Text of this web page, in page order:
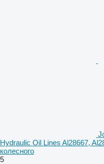
Hydraulic Oil Lines Al28667,
колесного
5